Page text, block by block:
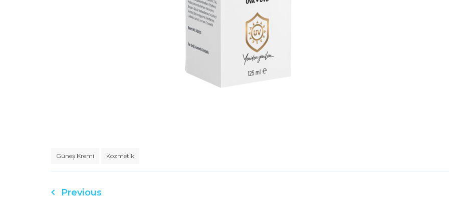
Güneş Kremi Kozmetik
Yazı
Previous